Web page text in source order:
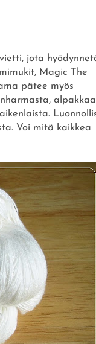
jota
Magic The
pätee myös
Voi mitä kaikkea